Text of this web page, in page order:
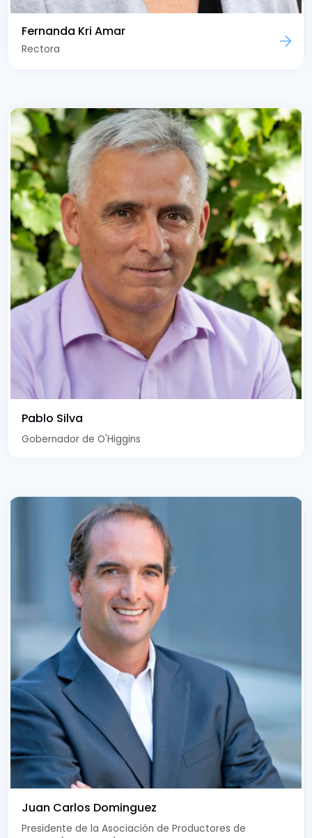
Fernanda Kri Amar
Rectora
Pablo Silva
Gobernador de O'Higgins
Juan Carlos Dominguez
Presidente de la Asociación de Productores de